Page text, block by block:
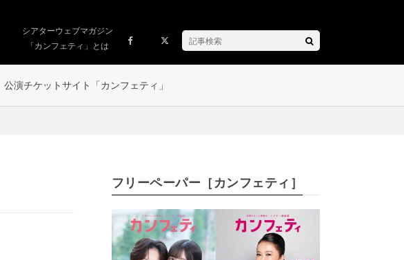
シアターウェブマガジン
「カンフェティ」とは
公演チケットサイト「カンフェティ」
フリーペーパー［カンフェティ］